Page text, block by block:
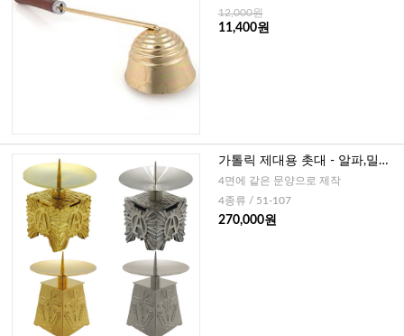
12,000원
11,400원
가톨릭 제대용 촛대 - 알파,밀문
양
4면에 같은 문양으로 제작
4종류 / 51-107
270,000원